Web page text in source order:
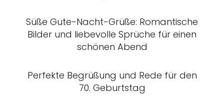
Süße Gute-Nacht-Grüße: Romantische
Bilder und liebevolle Sprüche für einen
schönen Abend
Perfekte Begrüßung und Rede für den
70. Geburtstag